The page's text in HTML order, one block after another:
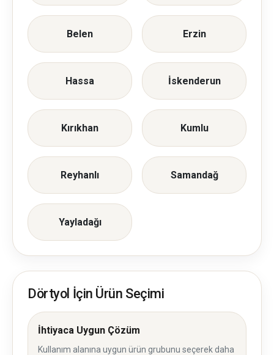
Belen Erzin
Hassa İskenderun
Kırıkhan Kumlu
Reyhanlı Samandağ
Yayladağı
Dörtyol İçin Ürün Seçimi
İhtiyaca Uygun Çözüm
Kullanım alanına uygun ürün grubunu seçerek daha